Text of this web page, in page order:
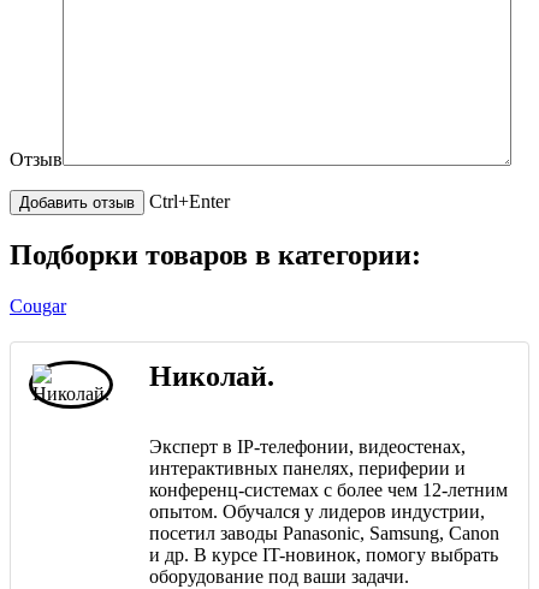
Отзыв
Ctrl+Enter
Подборки товаров в категории:
Cougar
Николай.
Эксперт в IP-телефонии, видеостенах,
интерактивных панелях, периферии и
конференц-системах с более чем 12-летним
опытом. Обучался у лидеров индустрии,
посетил заводы Panasonic, Samsung, Canon
и др. В курсе IT-новинок, помогу выбрать
оборудование под ваши задачи.